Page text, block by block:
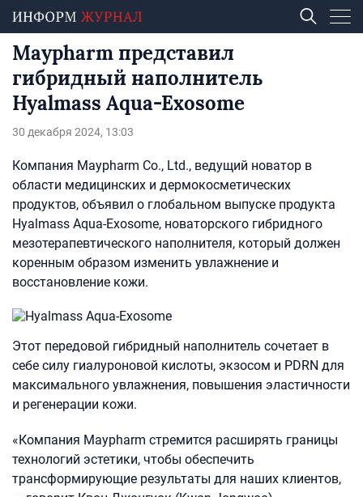
Maypharm представил
гибридный наполнитель
Hyalmass Aqua-Exosome
30 декабря 2024, 13:03
Компания Maypharm Co., Ltd., ведущий новатор в
области медицинских и дермокосметических
продуктов, объявил о глобальном выпуске продукта
Hyalmass Aqua-Exosome, новаторского гибридного
мезотерапевтического наполнителя, который должен
коренным образом изменить увлажнение и
восстановление кожи.
Этот передовой гибридный наполнитель сочетает в
себе силу гиалуроновой кислоты, экзосом и PDRN для
максимального увлажнения, повышения эластичности
и регенерации кожи.
«Компания Maypharm стремится расширять границы
технологий эстетики, чтобы обеспечить
трансформирующие результаты для наших клиентов,